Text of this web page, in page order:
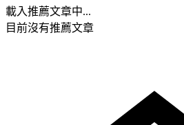
載入推薦文章中...
目前沒有推薦文章